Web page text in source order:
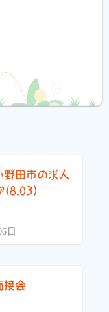
野田市の求人
(8.03）
日
接会